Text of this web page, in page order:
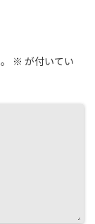
※ が付いてい